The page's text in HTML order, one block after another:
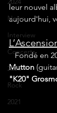
News
Interview
Concerts
2025
Rock
2021
leur nouvel
aujourd'hui,
Fondé en
Mutton
"K20"